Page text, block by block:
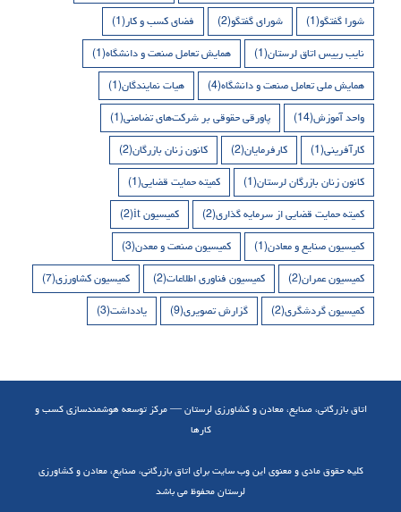
شورا گفتگو(1) شورای گفتگو(2) فضای کسب و کار(1)
نایب رییس اتاق لرستان(1) همایش تعامل صنعت و دانشگاه(1)
همایش ملی تعامل صنعت و دانشگاه(4) هیات نمایندگان(1)
واحد آموزش(14) پاورقی حقوقی بر شرکت‌های تضامنی(1)
کارآفرینی(1) کارفرمایان(2) کانون زنان بازرگان(2)
کانون زنان بازرگان لرستان(1) کمیته حمایت قضایی(1)
کمیته حمایت قضایی از سرمایه گذاری(2) کمیسیون it (2)
کمیسیون صنایع و معادن(1) کمیسیون صنعت و معدن(3)
کمیسیون عمران(2) کمیسیون فناوری اطلاعات(2) کمیسیون کشاورزی(7)
کمیسیون گردشگری(2) گزارش تصویری(9) یادداشت(3)
اتاق بازرگانی، صنایع، معادن و کشاورزی لرستان — مرکز توسعه هوشمندسازی کسب و
کارها
کلیه حقوق مادی و معنوی این وب سایت برای اتاق بازرگانی، صنایع، معادن و کشاورزی
لرستان محفوظ می باشد